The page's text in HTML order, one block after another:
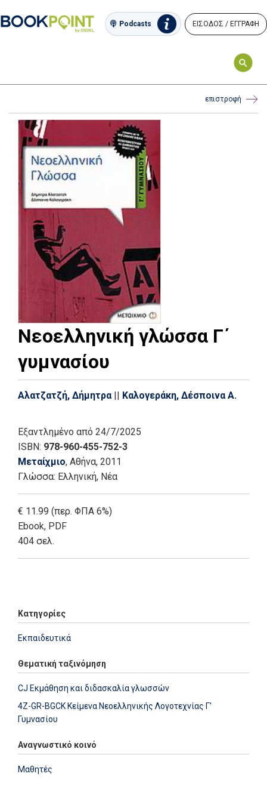
Podcasts ΕΙΣΟΔΟΣ / ΕΓΓΡΑΦΗ
επιστροφή
Νεοελληνική γλώσσα Γ΄
γυμνασίου
Αλατζατζή, Δήμητρα Καλογεράκη, Δέσποινα Α.
Εξαντλημένο από 24/7/2025
ISBN: 978-960-455-752-3
Μεταίχμιο, Αθήνα, 2011
Γλώσσα: Ελληνική, Νέα
€ 11.99 (περ. ΦΠΑ 6%)
Ebook, PDF
404 σελ.
Κατηγορίες
Εκπαιδευτικά
Θεματική ταξινόμηση
CJ Εκμάθηση και διδασκαλία γλωσσών
4Z-GR-BGCK Κείμενα Νεοελληνικής Λογοτεχνίας Γ'
Γυμνασίου
Αναγνωστικό κοινό
Μαθητές